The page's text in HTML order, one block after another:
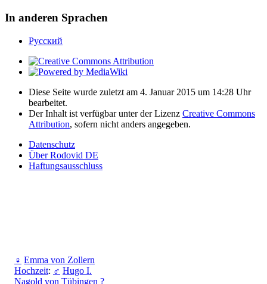
♀ Emma von Zollern
Hochzeit: ♂ Hugo I.
Nagold von Tübingen ?
In anderen Sprachen
Русский
Diese Seite wurde zuletzt am 4. Januar 2015 um 14:28 Uhr
bearbeitet.
Der Inhalt ist verfügbar unter der Lizenz Creative Commons
Attribution, sofern nicht anders angegeben.
Datenschutz
Über Rodovid DE
Haftungsausschluss